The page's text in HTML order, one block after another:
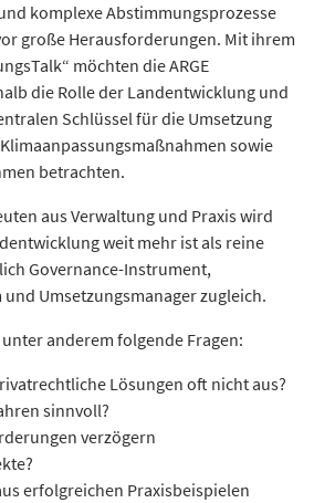
komplexe Abstimmungsprozesse
große Herausforderungen. Mit ihrem
möchten die ARGE
die Rolle der Landentwicklung und
Schlüssel für die Umsetzung
sowie
betrachten.
aus Verwaltung und Praxis wird
weit mehr ist als reine
Governance-Instrument,
Umsetzungsmanager zugleich.
anderem folgende Fragen:
Lösungen oft nicht aus?
sinnvoll?
verzögern
erfolgreichen Praxisbeispielen